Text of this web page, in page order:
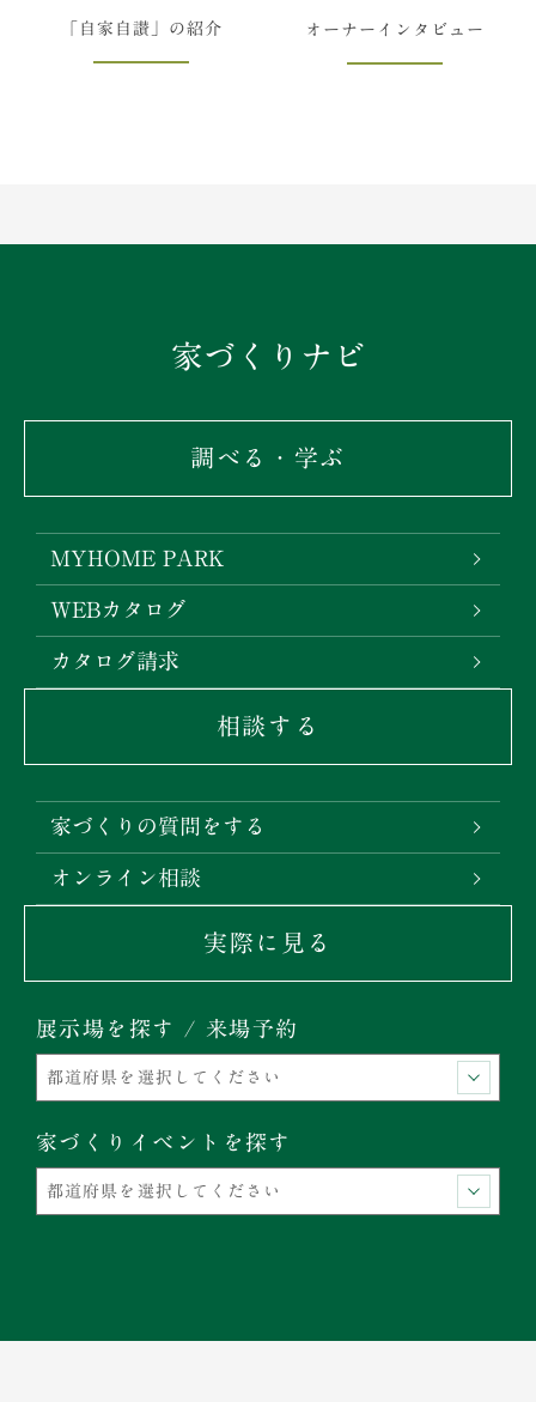
「自家自讃」の紹介 オーナーインタビュー
家づくりナビ
調べる・学ぶ
MYHOME PARK
WEBカタログ
カタログ請求
相談する
家づくりの質問をする
オンライン相談
実際に見る
展示場を探す / 来場予約
家づくりイベントを探す